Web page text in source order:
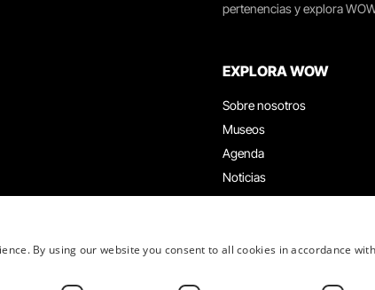
pertenencias y explora
EXPLORA WOW
Sobre nosotros
Museos
Agenda
Noticias
Restaurantes
Grupos y eventos
By using our website you consent to all cookies in accordance